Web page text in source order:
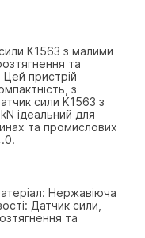
K1563 з малими
та
пристрій
з
сили K1563 з
ідеальний для
та промислових
Нержавіюча
Датчик сили,
та